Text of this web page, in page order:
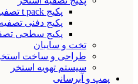
پکیج t pack تصفیه آب
پکیج دفنی تصفیه
پکیج سطحی
تخت و سایبان
طراحی و ساخت
سیستم تهویه استخر
پمپ و آبرسانی